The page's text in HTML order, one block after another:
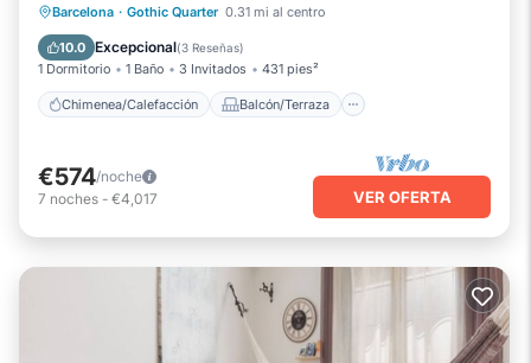
Barcelona · Gothic Quarter 0.31 mi al centro
10.0 Excepcional(3 Reseñas)
1 Dormitorio 1 Baño 3 Invitados 431 pies²
Chimenea/Calefacción Balcón/Terraza
Chimenea/Calefacción
Balcón/Terraza
Cocina
Aire acondicionado
€574/noche
7 noches - €4,017 VER OFERTA